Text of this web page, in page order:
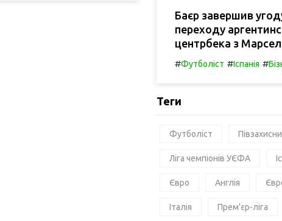
Баєр завершив
переходу
центрбека з
#Футболіст #Іспанія #
Теги
Футболіст
Ліга чемпіонів УЄФА
Євро Англія
Італія Прем'єр-ліга